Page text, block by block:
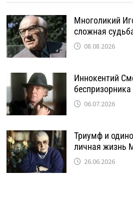
Многоликий
сложная
08.08.2026
Иннокентий
06.07.2026
Триумф и
личная жизнь
26.06.2026